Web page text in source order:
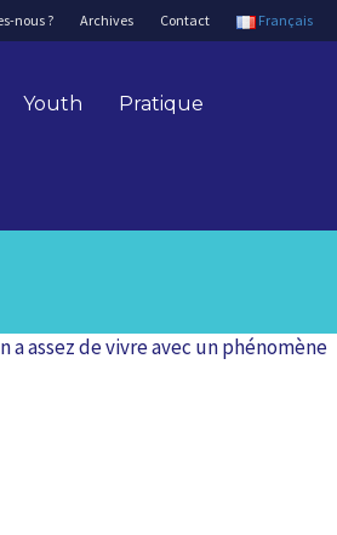
nous ? Archives Contact Français
Youth Pratique
assez de vivre avec un phénomène